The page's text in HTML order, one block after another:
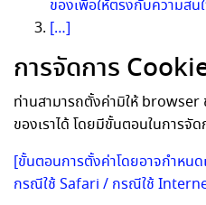
ของเพื่อให้ตรงกับความสน
[…]
การจัดการ
ท่านสามารถตั้งค่ามิให้
ของเราได้ โดยมีขั้นตอนในการจั
[ขั้นตอนการตั้งค่าโดยอาจกำห
กรณีใช้ Safari / กรณีใช้